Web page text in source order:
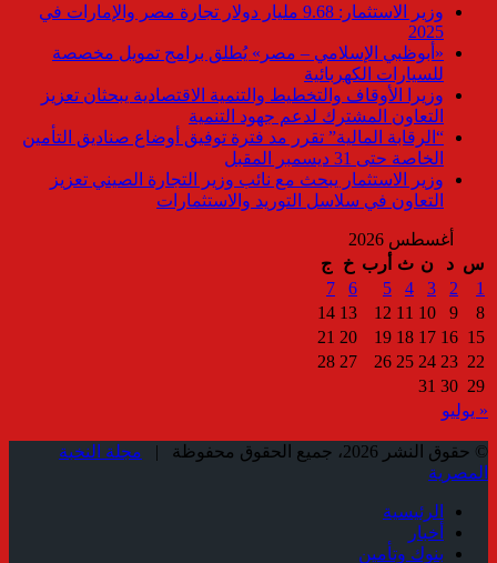
وزير الاستثمار: 9.68 مليار دولار تجارة مصر والإمارات في
2025
«أبوظبي الإسلامي – مصر» يُطلق برامج تمويل مخصصة
للسيارات الكهربائية
وزيرا الأوقاف والتخطيط والتنمية الاقتصادية يبحثان تعزيز
التعاون المشترك لدعم جهود التنمية
“الرقابة المالية” تقرر مد فترة توفيق أوضاع صناديق التأمين
الخاصة حتى 31 ديسمبر المقبل
وزير الاستثمار يبحث مع نائب وزير التجارة الصيني تعزيز
التعاون في سلاسل التوريد والاستثمارات
أغسطس 2026
س د ن ث أرب خ
ج
1
2
3
4
5
6
7
8
9
10
11
12
13
14
15
16
17
18
19
20
21
22
23
24
25
26
27
28
29
30
31
« يوليو
© حقوق النشر 2026، جميع الحقوق محفوظة |
مجلة النخبة
المصرية
الرئيسية
أخبار
بنوك وتأمين